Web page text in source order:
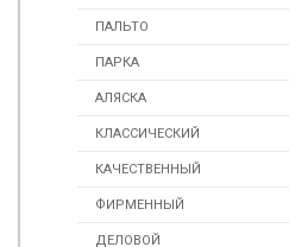
ПАЛЬТО
ПАРКА
АЛЯСКА
КЛАССИЧЕСКИЙ
КАЧЕСТВЕННЫЙ
ФИРМЕННЫЙ
ДЕЛОВОЙ